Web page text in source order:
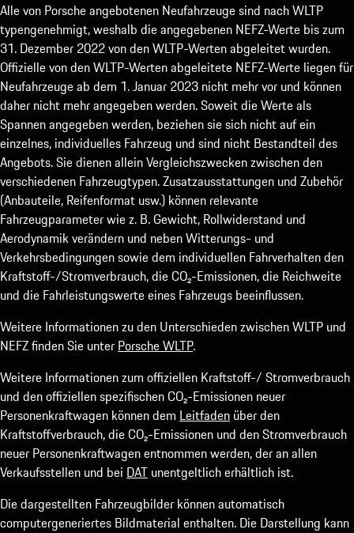
Alle von Porsche angebotenen Neufahrzeuge sind nach WLTP
typengenehmigt, weshalb die angegebenen NEFZ-Werte bis zum
31. Dezember 2022 von den WLTP-Werten abgeleitet wurden.
Offizielle von den WLTP-Werten abgeleitete NEFZ-Werte liegen für
Neufahrzeuge ab dem 1. Januar 2023 nicht mehr vor und können
daher nicht mehr angegeben werden. Soweit die Werte als
Spannen angegeben werden, beziehen sie sich nicht auf ein
einzelnes, individuelles Fahrzeug und sind nicht Bestandteil des
Angebots. Sie dienen allein Vergleichszwecken zwischen den
verschiedenen Fahrzeugtypen. Zusatzausstattungen und Zubehör
(Anbauteile, Reifenformat usw.) können relevante
Fahrzeugparameter wie z. B. Gewicht, Rollwiderstand und
Aerodynamik verändern und neben Witterungs- und
Verkehrsbedingungen sowie dem individuellen Fahrverhalten den
Kraftstoff-/Stromverbrauch, die CO₂-Emissionen, die Reichweite
und die Fahrleistungswerte eines Fahrzeugs beeinflussen.
Weitere Informationen zu den Unterschieden zwischen WLTP und
NEFZ finden Sie unter Porsche WLTP.
Weitere Informationen zum offiziellen Kraftstoff-/ Stromverbrauch
und den offiziellen spezifischen CO₂-Emissionen neuer
Personenkraftwagen können dem Leitfaden über den
Kraftstoffverbrauch, die CO₂-Emissionen und den Stromverbrauch
neuer Personenkraftwagen entnommen werden, der an allen
Verkaufsstellen und bei DAT unentgeltlich erhältlich ist.
Die dargestellten Fahrzeugbilder können automatisch
computergeneriertes Bildmaterial enthalten. Die Darstellung kann